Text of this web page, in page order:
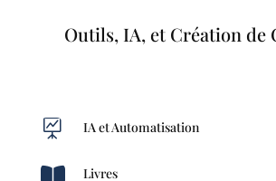
Outils, IA, et Création de
 IA et Automatisation
 Livres